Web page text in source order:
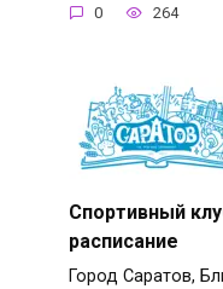
0 264
Спортивный
расписание
Город Саратов,